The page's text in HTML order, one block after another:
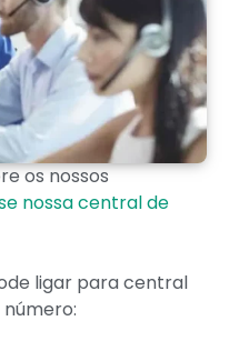
os nossos
nossa central de
ligar para central